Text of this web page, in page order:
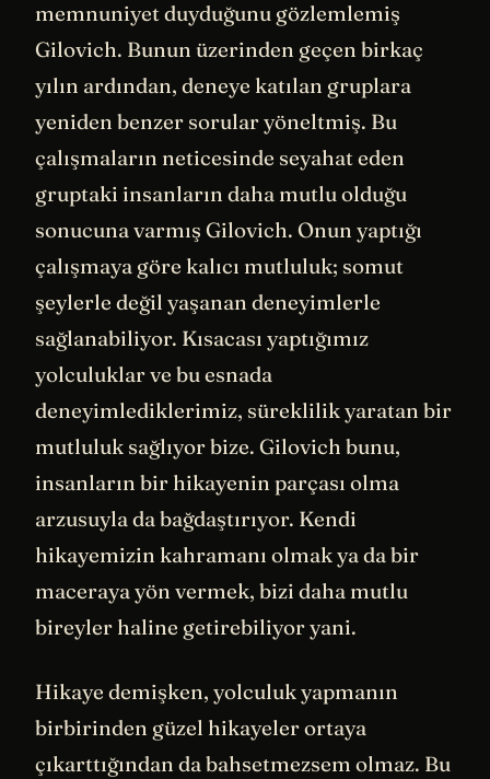
memnuniyet duyduğunu gözlemlemiş
Gilovich. Bunun üzerinden geçen birkaç
yılın ardından, deneye katılan gruplara
yeniden benzer sorular yöneltmiş. Bu
çalışmaların neticesinde seyahat eden
gruptaki insanların daha mutlu olduğu
sonucuna varmış Gilovich. Onun yaptığı
çalışmaya göre kalıcı mutluluk; somut
şeylerle değil yaşanan deneyimlerle
sağlanabiliyor. Kısacası yaptığımız
yolculuklar ve bu esnada
deneyimlediklerimiz, süreklilik yaratan bir
mutluluk sağlıyor bize. Gilovich bunu,
insanların bir hikayenin parçası olma
arzusuyla da bağdaştırıyor. Kendi
hikayemizin kahramanı olmak ya da bir
maceraya yön vermek, bizi daha mutlu
bireyler haline getirebiliyor yani.
Hikaye demişken, yolculuk yapmanın
birbirinden güzel hikayeler ortaya
çıkarttığından da bahsetmezsem olmaz. Bu